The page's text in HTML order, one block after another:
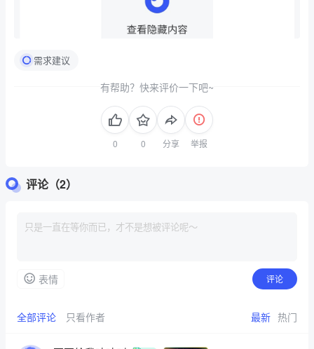
需求建议
有帮助？快来评价一下吧~
分享 举报
评论（2）
表情 评论
全部评论 只看作者 最新 热门